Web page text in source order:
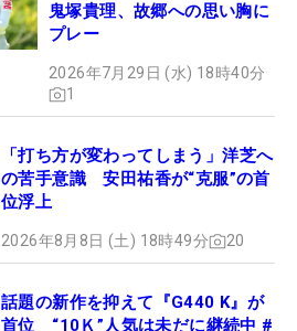
鬼塚貴理、故郷への思い胸に
プレー
2026年7月29日 (水) 18時40分
1
「打ち方が変わってしまう」洋芝へ
の苦手意識 安田祐香が“克服”の首
位浮上
2026年8月8日 (土) 18時49分 20
話題の新作を抑えて『G440 K』が
首位 “10Ｋ”人気は未だに継続中 #